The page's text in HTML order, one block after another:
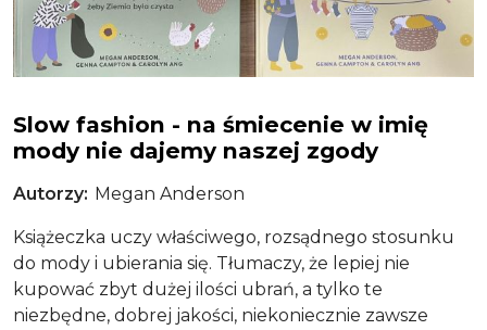
Slow fashion - na śmiecenie w imię
mody nie dajemy naszej zgody
Autorzy Megan Anderson
Książeczka uczy właściwego, rozsądnego stosunku
do mody i ubierania się. Tłumaczy, że lepiej nie
kupować zbyt dużej ilości ubrań, a tylko te
niezbędne, dobrej jakości, niekoniecznie zawsze